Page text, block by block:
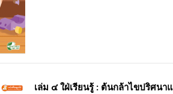
เล่ม ๔ ใฝ่เรียนรู้ : ต้นกล้าไขปริศนา